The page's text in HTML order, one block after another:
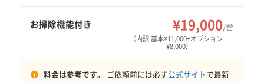
(福島県) 河沼郡柳津町
(福島県) 会津若松市
(福島県) 郡山市
(福島県) 須賀川市
(福島県) 西白河郡泉崎村
(福島県) 西白河郡中島村
(福島県) 西白河郡矢吹町
定休日
お掃除機能付き ¥19,000/台
（内訳:基本¥11,000+オプション
¥8,000）
料金は参考です。 ご依頼前には必ず公式サイトで最新